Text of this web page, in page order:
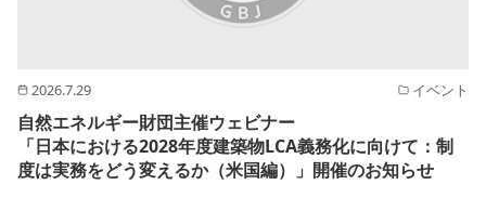
2026.7.29 イベント
自然エネルギー財団主催ウェビナー
「日本における2028年度建築物LCA義務化に向けて：制
度は実務をどう変えるか（米国編）」開催のお知らせ